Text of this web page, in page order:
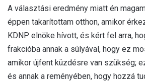
A választási eredmény miatt én
éppen takarítottam otthon, amikor
KDNP elnöke hívott, és kért fel arra,
frakcióba annak a súlyával, hogy ez
amikor újfent küzdésre van szükség;
és annak a reményében, hogy hozzá